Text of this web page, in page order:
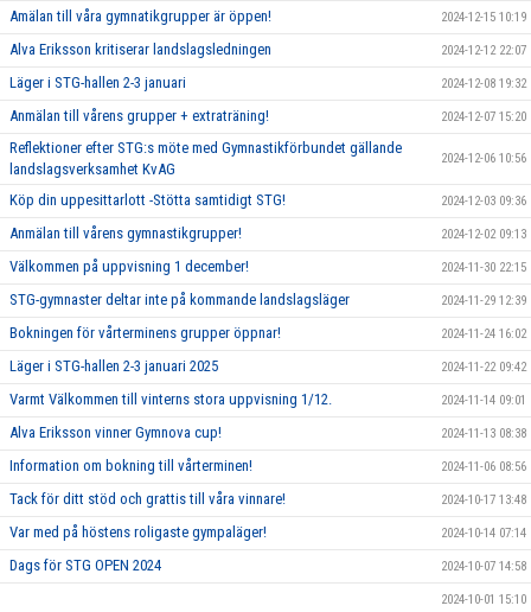
Amälan till våra gymnatikgrupper är öppen! 2024-12-15 10:19
Alva Eriksson kritiserar landslagsledningen 2024-12-12 22:07
Läger i STG-hallen 2-3 januari 2024-12-08 19:32
Anmälan till vårens grupper + extraträning! 2024-12-07 15:20
Reflektioner efter STG:s möte med Gymnastikförbundet gällande
landslagsverksamhet KvAG
2024-12-06 10:56
Köp din uppesittarlott -Stötta samtidigt STG! 2024-12-03 09:36
Anmälan till vårens gymnastikgrupper! 2024-12-02 09:13
Välkommen på uppvisning 1 december! 2024-11-30 22:15
STG-gymnaster deltar inte på kommande landslagsläger 2024-11-29 12:39
Bokningen för vårterminens grupper öppnar! 2024-11-24 16:02
Läger i STG-hallen 2-3 januari 2025 2024-11-22 09:42
Varmt Välkommen till vinterns stora uppvisning 1/12. 2024-11-14 09:01
Alva Eriksson vinner Gymnova cup! 2024-11-13 08:38
Information om bokning till vårterminen! 2024-11-06 08:56
Tack för ditt stöd och grattis till våra vinnare! 2024-10-17 13:48
Var med på höstens roligaste gympaläger! 2024-10-14 07:14
Dags för STG OPEN 2024 2024-10-07 14:58
2024-10-01 15:10